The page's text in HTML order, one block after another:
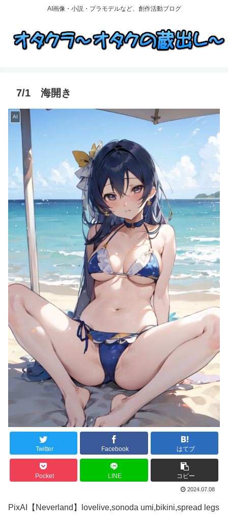
AI画像・小説・プラモデルなど、創作活動ブログ
7/1 海開き
AI
Twitter Facebook はてブ
Pocket LINE コピー
2024.07.08
PixAI【Neverland】lovelive,sonoda umi,bikini,spread legs